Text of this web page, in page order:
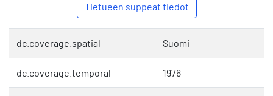
Tietueen suppeat tiedot
dc.coverage.spatial Suomi
dc.coverage.temporal 1976